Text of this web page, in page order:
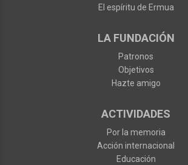
El espíritu de Ermua
LA FUNDACIÓN
Patronos
Objetivos
Hazte amigo
ACTIVIDADES
Por la memoria
Acción internacional
Educación